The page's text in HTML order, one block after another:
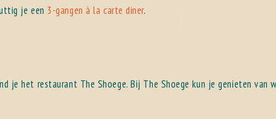
je een 3-gangen à la carte diner.
je het restaurant The Shoege. Bij The Shoege kun je genieten van